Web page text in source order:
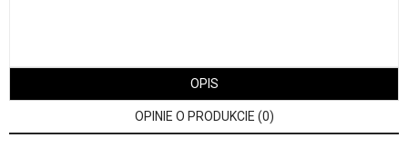
OPIS
OPINIE O PRODUKCIE (0)